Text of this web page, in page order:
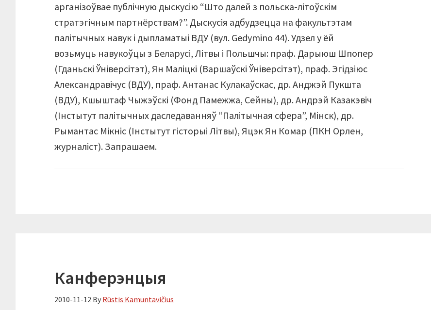
арганізоўвае публічную дыскусію “Што далей з польска-літоўскім
стратэгічным партнёрствам?”. Дыскусія адбудзецца на факультэтам
палітычных навук і дыпламатыі ВДУ (вул. Gedymino 44). Удзел у ёй
возьмуць навукоўцы з Беларусі, Літвы і Польшчы: праф. Дарыюш Шпопер
(Гданьскі Ўніверсітэт), Ян Маліцкі (Варшаўскі Ўніверсітэт), праф. Эгідзіюс
Александравічус (ВДУ), праф. Антанас Кулакаўскас, др. Анджэй Пукшта
(ВДУ), Кшыштаф Чыжэўскі (Фонд Памежжа, Сейны), др. Андрэй Казакэвіч
(Інстытут палітычных даследаванняў “Палітычная сфера”, Мінск), др.
Рымантас Мікніс (Інстытут гісторыі Літвы), Яцэк Ян Комар (ПКН Орлен,
журналіст). Запрашаем.
Канферэнцыя
2010-11-12 By Rūstis Kamuntavičius